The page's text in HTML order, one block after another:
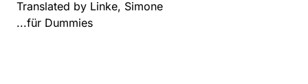
Translated by Linke, Simone
...für Dummies